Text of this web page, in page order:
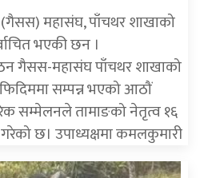
महासंघ, पाँचथर शाखाको
भएकी छन ।
गैसस-महासंघ पाँचथर शाखाको
सम्पन्न भएको आठौं
सम्मेलनले तामाङको नेतृत्व १६
छ। उपाध्यक्षमा कमलकुमारी